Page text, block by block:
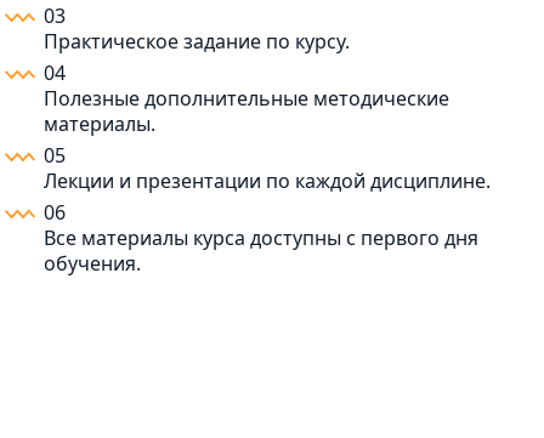
03
Практическое задание по курсу.
04
Полезные дополнительные методические
материалы.
05
Лекции и презентации по каждой дисциплине.
06
Все материалы курса доступны с первого дня
обучения.